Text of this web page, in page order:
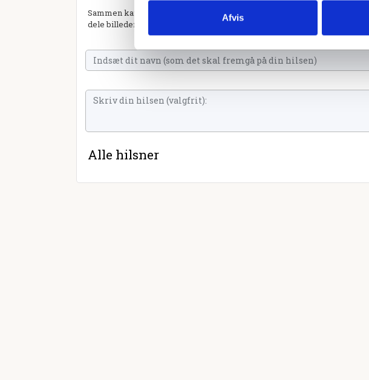
Afvis
Sammen kan vi mindes Birgith Lissie Schrøder. Du kan tænde et lys,
dele billeder og video eller blot sende et hjerte eller en rose
Alle hilsner